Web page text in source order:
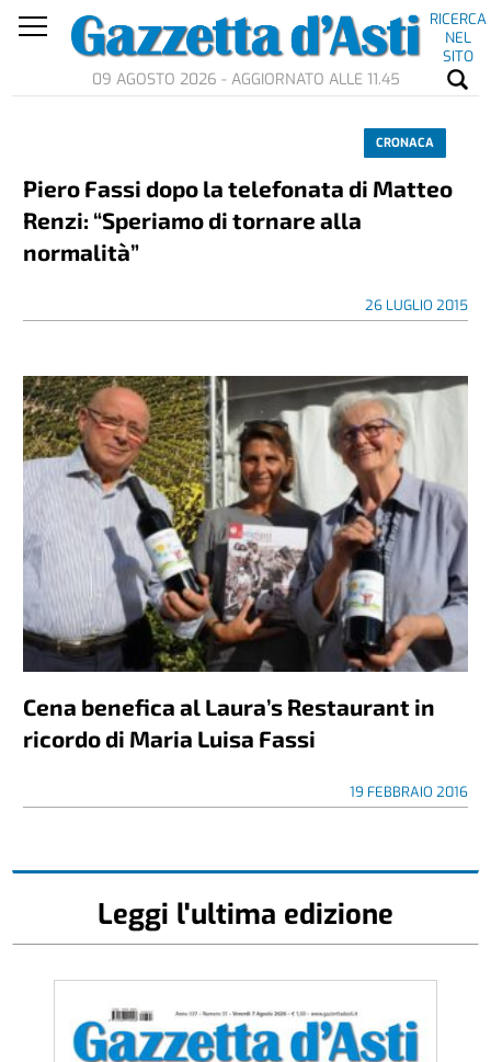
RICERCA
NEL
SITO
09 AGOSTO 2026 - AGGIORNATO ALLE 11.45
CRONACA
Piero Fassi dopo la telefonata di Matteo
Renzi: “Speriamo di tornare alla
normalità”
26 LUGLIO 2015
Cena benefica al Laura’s Restaurant in
ricordo di Maria Luisa Fassi
19 FEBBRAIO 2016
Leggi l'ultima edizione